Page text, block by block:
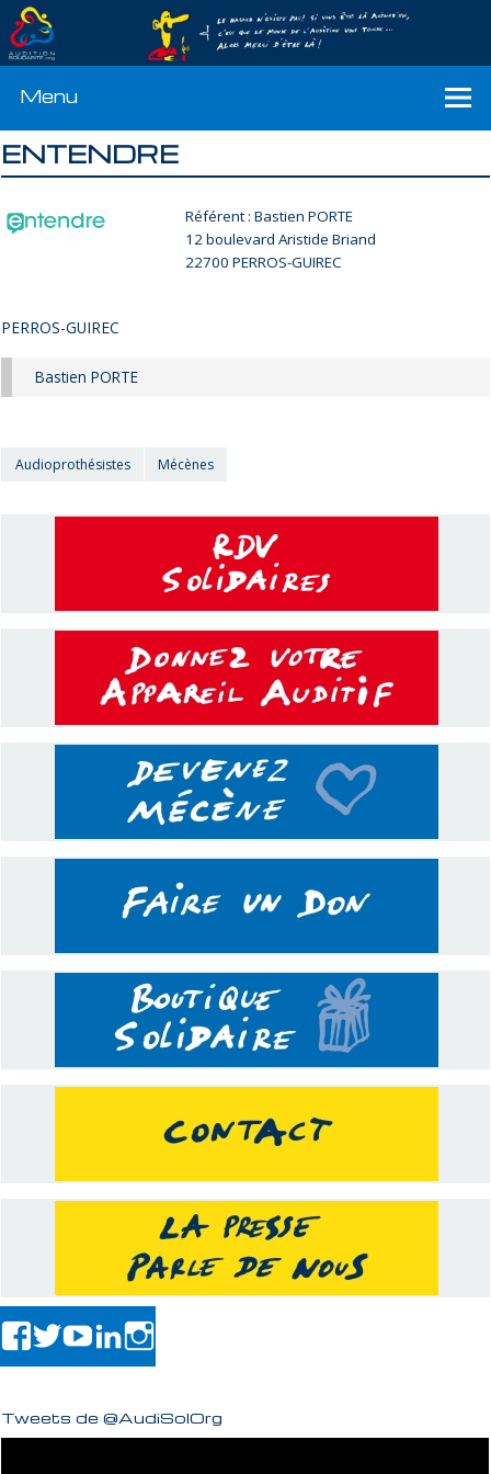
Menu
ENTENDRE
Référent : Bastien PORTE
12 boulevard Aristide Briand
22700 PERROS-GUIREC
PERROS-GUIREC
Bastien PORTE
Audioprothésistes Mécènes
Tweets de @AudiSolOrg